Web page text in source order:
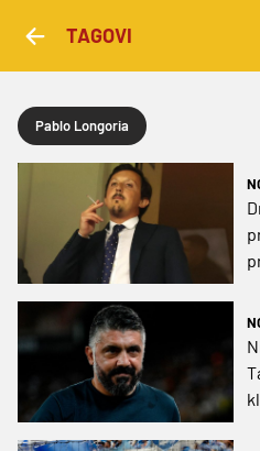
TAGOVI
Pablo Longoria